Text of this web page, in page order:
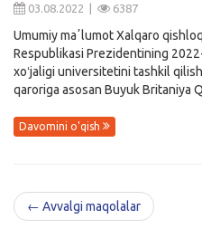
03.08.2022 | 6387
Umumiy maʼlumot Xalqaro
Respublikasi Prezidentining
xoʻjaligi universitetini tashkil
qaroriga asosan Buyuk Britaniya
Davomini o'qish
← Avvalgi maqolalar